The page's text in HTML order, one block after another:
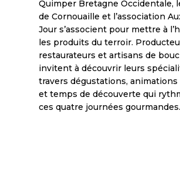
Quimper Bretagne Occidentale,
de Cornouaille et l’association
Jour s’associent pour mettre à
les produits du terroir.
restaurateurs et artisans de
invitent à découvrir leurs
travers dégustations, animations
et temps de découverte qui
ces quatre journées gourmandes.